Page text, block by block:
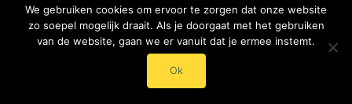
We gebruiken cookies om ervoor te zorgen dat onze website
zo soepel mogelijk draait. Als je doorgaat met het gebruiken
van de website, gaan we er vanuit dat je ermee instemt.
Ok